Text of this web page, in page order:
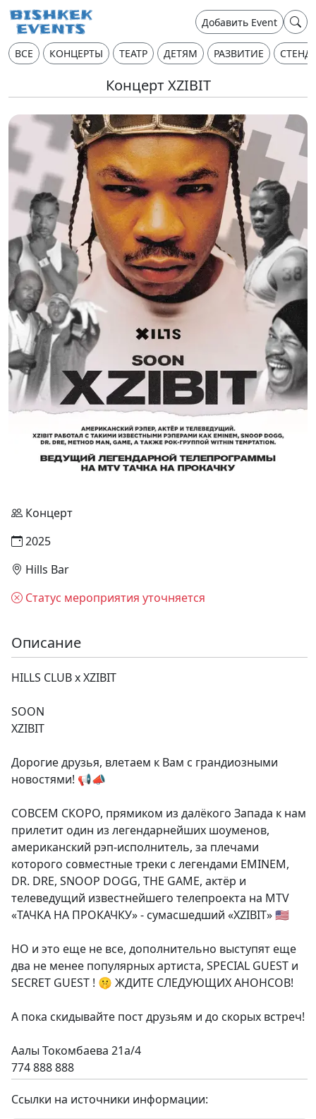
Добавить Event
ВСЕ КОНЦЕРТЫ ТЕАТР ДЕТЯМ РАЗВИТИЕ
Концерт XZIBIT
Концерт
2025
Hills Bar
Статус мероприятия уточняется
Описание
HILLS CLUB x XZIBIT
SOON
XZIBIT
Дорогие друзья, влетаем к Вам с грандиозными
новостями! 📢📣
СОВСЕМ СКОРО, прямиком из далёкого Запада к нам
прилетит один из легендарнейших шоуменов,
американский рэп-исполнитель, за плечами
которого совместные треки с легендами EMINEM,
DR. DRE, SNOOP DOGG, THE GAME, актёр и
телеведущий известнейшего телепроекта на MTV
«ТАЧКА НА ПРОКАЧКУ» - сумасшедший «XZIBIT» 🇺🇸
НО и это еще не все, дополнительно выступят еще
два не менее популярных артиста, SPECIAL GUEST и
SECRET GUEST ! 🤫 ЖДИТЕ СЛЕДУЮЩИХ АНОНСОВ!
А пока скидывайте пост друзьям и до скорых встреч!
Аалы Токомбаева 21а/4
774 888 888
Ссылки на источники информации: